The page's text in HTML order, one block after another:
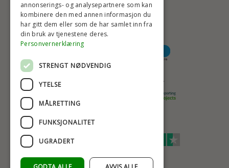
BETALINGSALTERNATIVER
TRYGG OG SIKKER NETTHANDEL
TRUSTSCORE 4,7
annonserings- og analysepartnere som kan
kombinere den med annen informasjon du
har gitt dem eller som de har samlet inn fra
din bruk av tjenestene deres.
Personvernerklæring
STRENGT NØDVENDIG
YTELSE
MÅLRETTING
FUNKSJONALITET
UGRADERT